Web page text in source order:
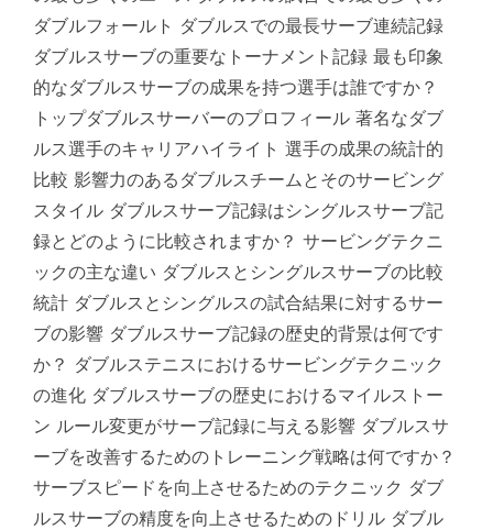
ダブルフォールト ダブルスでの最長サーブ連続記録
ダブルスサーブの重要なトーナメント記録 最も印象
的なダブルスサーブの成果を持つ選手は誰ですか？
トップダブルスサーバーのプロフィール 著名なダブ
ルス選手のキャリアハイライト 選手の成果の統計的
比較 影響力のあるダブルスチームとそのサービング
スタイル ダブルスサーブ記録はシングルスサーブ記
録とどのように比較されますか？ サービングテクニ
ックの主な違い ダブルスとシングルスサーブの比較
統計 ダブルスとシングルスの試合結果に対するサー
ブの影響 ダブルスサーブ記録の歴史的背景は何です
か？ ダブルステニスにおけるサービングテクニック
の進化 ダブルスサーブの歴史におけるマイルストー
ン ルール変更がサーブ記録に与える影響 ダブルスサ
ーブを改善するためのトレーニング戦略は何ですか？
サーブスピードを向上させるためのテクニック ダブ
ルスサーブの精度を向上させるためのドリル ダブル